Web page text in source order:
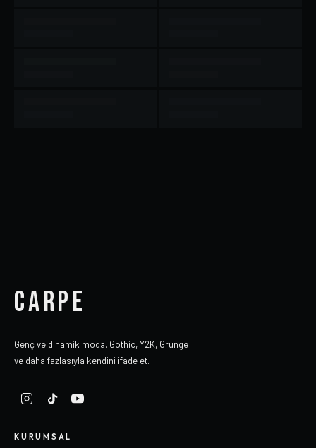
CARPE
Genç ve dinamik moda. Gothic, Y2K, Grunge
ve daha fazlasıyla kendini ifade et.
KURUMSAL